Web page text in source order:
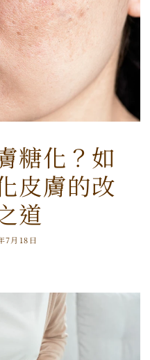
糖化？如
皮膚的改
道
7月18日